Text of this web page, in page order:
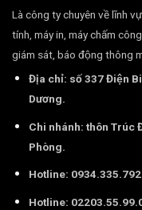
Là công ty chuyên về lĩnh
tính, máy in, máy chấm
giám sát, báo động thông
Địa chỉ: số 337 Điện
Dương.
Chi nhánh: thôn Trúc
Phòng.
Hotline: 0934.335.792
Hotline: